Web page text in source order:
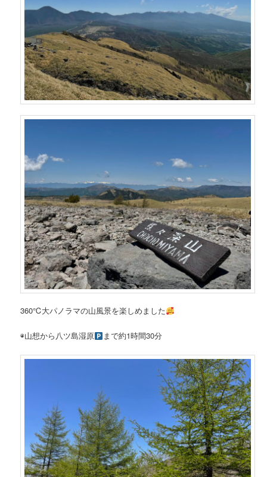
360℃大パノラマの山風景を楽しめました
◉山想から八ツ島湿原 まで約1時間30分